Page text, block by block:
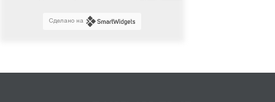
Сделано на